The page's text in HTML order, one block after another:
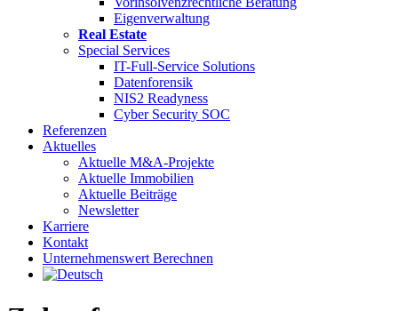
Eigenverwaltung
Real Estate
Special Services
IT-Full-Service Solutions
Datenforensik
NIS2 Readyness
Cyber Security SOC
Referenzen
Aktuelles
Aktuelle M&A-Projekte
Aktuelle Immobilien
Aktuelle Beiträge
Newsletter
Karriere
Kontakt
Unternehmenswert Berechnen